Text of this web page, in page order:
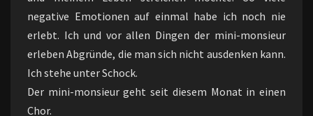
negative Emotionen auf einmal habe ich noch nie
erlebt. Ich und vor allen Dingen der mini-monsieur
erleben Abgründe, die man sich nicht ausdenken kann.
Ich stehe unter Schock.
Der mini-monsieur geht seit diesem Monat in einen
Chor.